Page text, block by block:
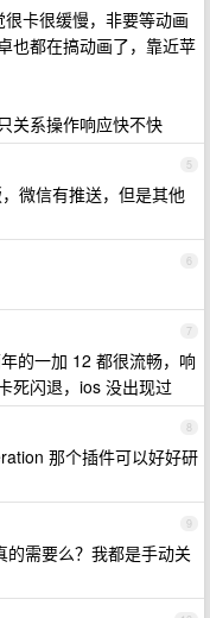
卡很缓慢，非要等动画
也都在搞动画了，靠近苹
关系操作响应快不快
5
微信有推送，但是其他
6
7
的一加 12 都很流畅，响
死闪退，ios 没出现过
8
那个插件可以好好研
9
的需要么？我都是手动关